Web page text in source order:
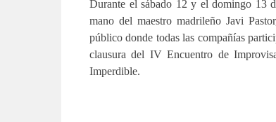
Durante el sábado 12 y el domingo 13
mano del maestro madrileño Javi
público donde todas las compañías
clausura del IV Encuentro de
Imperdible.